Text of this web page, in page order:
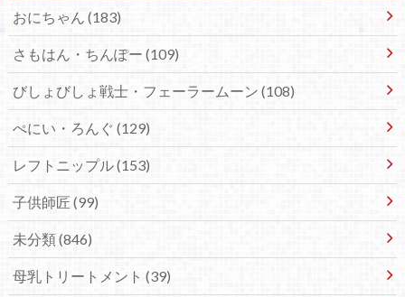
おにちゃん (183)
さもはん・ちんぽー (109)
びしょびしょ戦士・フェーラームーン (108)
ぺにい・ろんぐ (129)
レフトニップル(153)
子供師匠 (99)
未分類(846)
母乳トリートメント (39)